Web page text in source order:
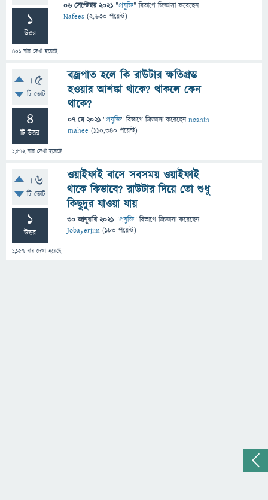
1
উত্তর
401 বার দেখা হয়েছে
06 সেপ্টেম্বর 2021 "প্রযুক্তি" বিভাগে জিজ্ঞাসাকরেছেন
Nafees (2,630 পয়েন্ট)
+5
টি ভোট
4
টি উত্তর
1,572বার দেখা হয়েছে
বজ্রপাত হলে কি রাউটার ক্ষতিগ্রস্ত
হওয়ার আশঙ্কা থাকে? থাকলে কেন
থাকে?
07 মে 2021 "প্রযুক্তি" বিভাগে জিজ্ঞাসাকরেছেনnoshin
mahee (110,340 পয়েন্ট)
+6
টি ভোট
1
উত্তর
1,157 বার দেখা হয়েছে
ওয়াইফাই বাসে সবসময় ওয়াইফাই
থাকে কিভাবে? রাউটার দিয়ে তো শুধু
কিছুদুর যাওয়া যায়
30 জানুয়ারি 2021 "প্রযুক্তি" বিভাগে জিজ্ঞাসাকরেছেন
Jobayerjim (180 পয়েন্ট)